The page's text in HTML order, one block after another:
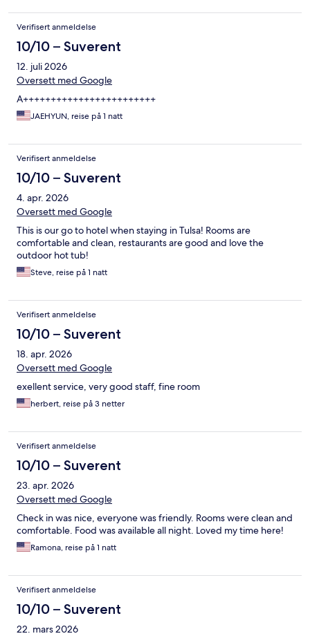
Verifisert anmeldelse
10/10 – Suverent
12. juli 2026
Oversett med Google
A++++++++++++++++++++++++
JAEHYUN, reise på 1 natt
Verifisert anmeldelse
10/10 – Suverent
4. apr. 2026
Oversett med Google
This is our go to hotel when staying in Tulsa! Rooms are
comfortable and clean, restaurants are good and love the
outdoor hot tub!
Steve, reise på 1 natt
Verifisert anmeldelse
10/10 – Suverent
18. apr. 2026
Oversett med Google
exellent service, very good staff, fine room
herbert, reise på 3 netter
Verifisert anmeldelse
10/10 – Suverent
23. apr. 2026
Oversett med Google
Check in was nice, everyone was friendly. Rooms were clean and
comfortable. Food was available all night. Loved my time here!
Ramona, reise på 1 natt
Verifisert anmeldelse
10/10 – Suverent
22. mars 2026